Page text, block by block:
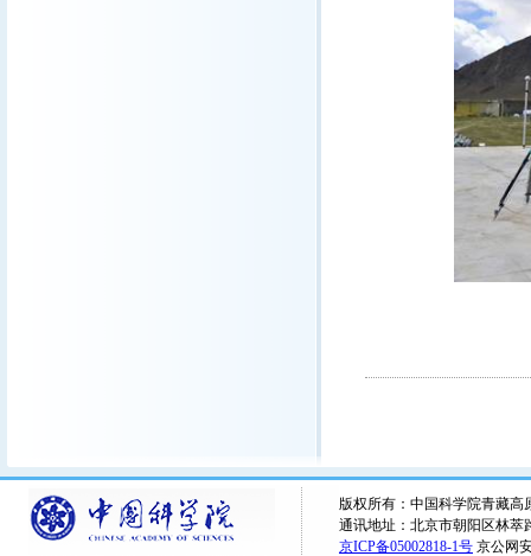
版权所有：中国科学院青藏高
通讯地址：北京市朝阳区林萃
京ICP备05002818-1号 京公网